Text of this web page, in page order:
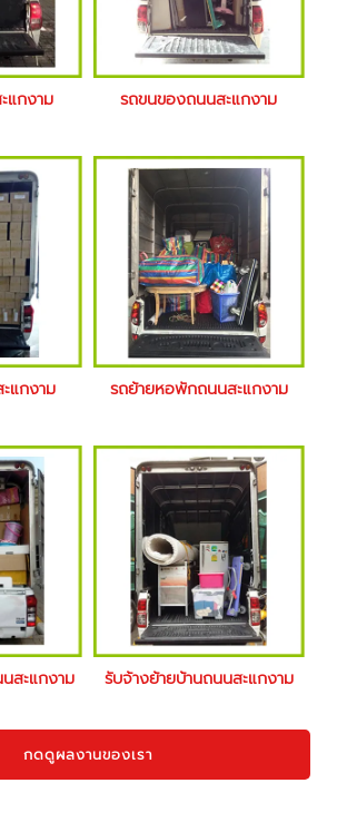
แกงาม รถขนของถนนสะแกงาม
แกงาม รถย้ายหอพักถนนสะแกงาม
สะแกงาม รับจ้างย้ายบ้านถนนสะแกงาม
กดดูผลงานของเรา